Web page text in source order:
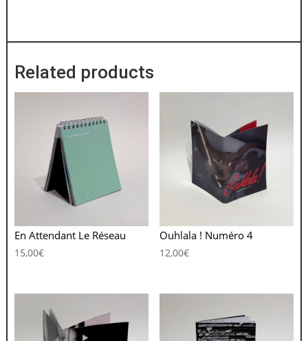
Related products
En Attendant Le Réseau
15,00€
Ouhlala ! Numéro 4
12,00€